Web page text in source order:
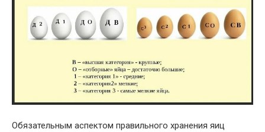
Обязательным аспектом правильного хранения яиц